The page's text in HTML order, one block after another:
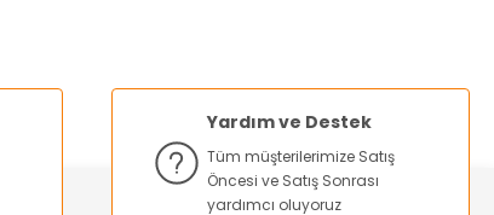
Yardım ve Destek
Tüm müşterilerimize Satış
Öncesi ve Satış Sonrası
yardımcı oluyoruz